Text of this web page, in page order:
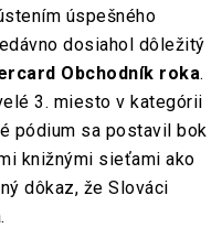
úspešného
dosiahol dôležitý
Obchodník roka.
3. miesto v kategórii
pódium sa postavil bok
knižnými sieťami ako
dôkaz, že Slováci